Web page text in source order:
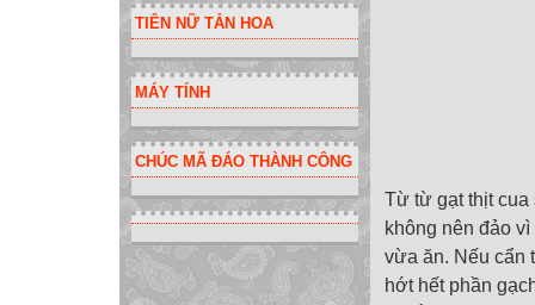
TIÊN NỮ TẢN HOA
MÁY TÍNH
CHÚC MÃ ĐÁO THÀNH CÔNG
Từ từ gạt thịt cua
không nên đảo
vừa ăn. Nếu cẩn
hớt hết phần